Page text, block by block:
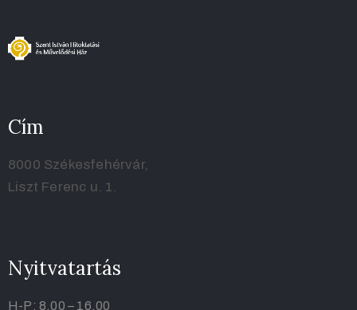
Cím
8000 Székesfehérvár,
Liszt Ferenc u. 1.
Nyitvatartás
H-P: 8.00 – 16.00